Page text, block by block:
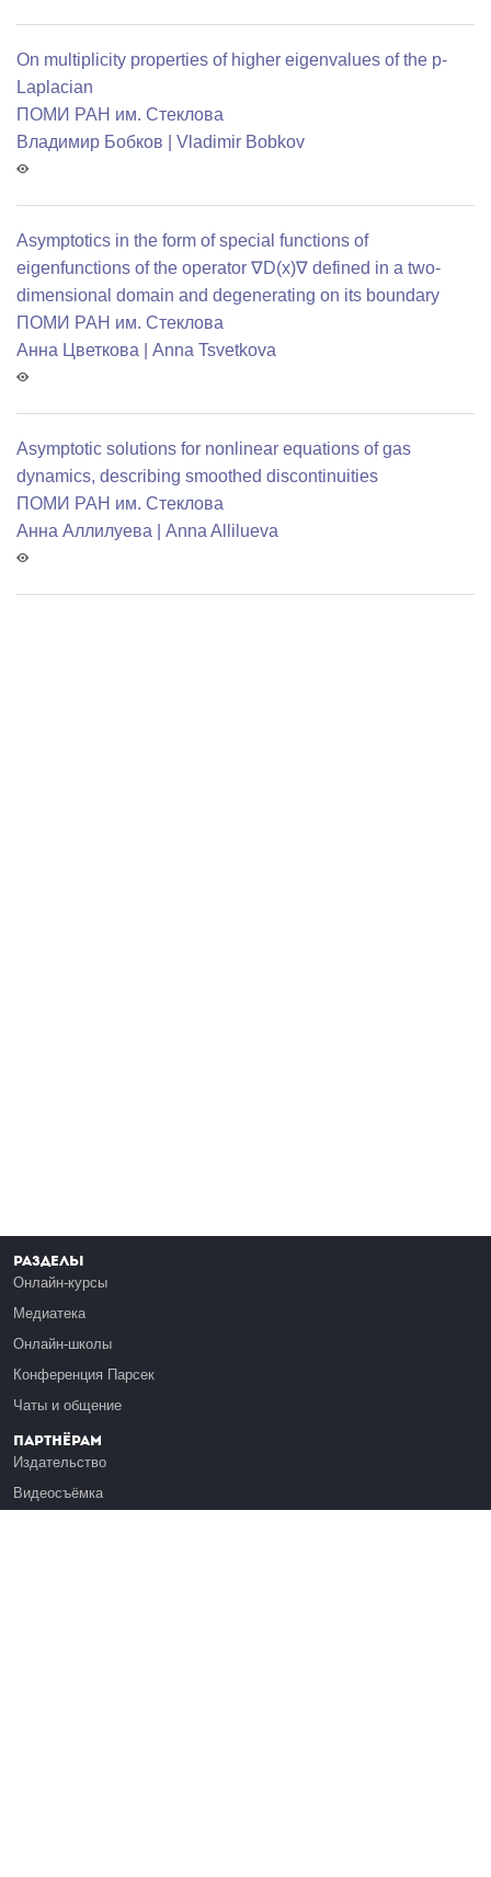
On multiplicity properties of higher eigenvalues of the p-
Laplacian
ПОМИ РАН им. Стеклова
Владимир Бобков | Vladimir Bobkov
Asymptotics in the form of special functions of
eigenfunctions of the operator ∇D(x)∇ defined in a two-
dimensional domain and degenerating on its boundary
ПОМИ РАН им. Стеклова
Анна Цветкова | Anna Tsvetkova
Asymptotic solutions for nonlinear equations of gas
dynamics, describing smoothed discontinuities
ПОМИ РАН им. Стеклова
Анна Аллилуева | Anna Allilueva
Разделы
Онлайн-курсы
Медиатека
Онлайн-школы
Конференция Парсек
Чаты и общение
Партнёрам
Издательство
Видеосъёмка